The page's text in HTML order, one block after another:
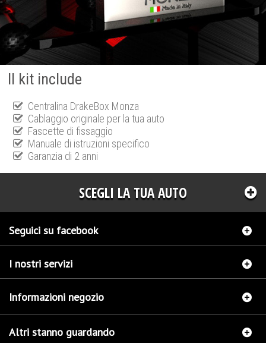
Il kit include
Centralina DrakeBox Monza
Cablaggio originale per la tua auto
Fascette di fissaggio
Manuale di istruzioni specifico
Garanzia di 2 anni
SCEGLI LA TUA AUTO
Seguici su facebook
I nostri servizi
Informazioni negozio
Altri stanno guardando